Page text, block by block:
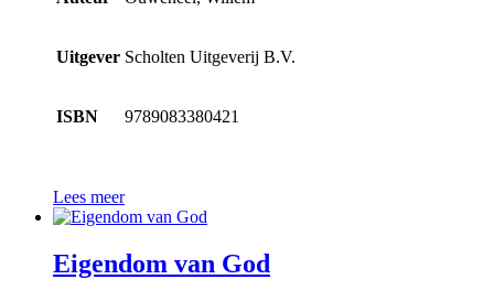
Uitgever Scholten Uitgeverij B.V.
ISBN 9789083380421
Lees meer
Eigendom van God